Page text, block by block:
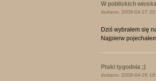
W pobliskich
dodano: 2009-04-27
Dziś wybrałem się
Najpierw
Ptaki tygodnia ;)
dodano: 2009-04-26